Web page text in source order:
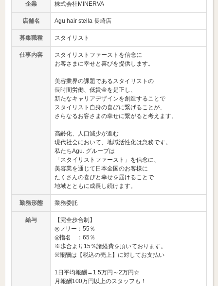
企業 株式会社MINERVA
店舗名 Agu hair stella 長崎店
募集職種 スタイリスト
仕事内容
スタイリストファーストを信念に
お客さまに幸せと喜びを提供します。
美容業界の課題であるスタイリストの
長時間労働、低賃金を是正し、
新たなキャリアデザインを創造することで
スタイリスト自身の喜びに繋げることが、
さらなるお客さまの幸せに繋がると考えます。
高齢化、人口減少が進む
現代社会において、地域活性化は急務です。
私たちAgu. グループは
「スタイリストファースト」を信念に、
美容業を通じて日本全国のお客様に
たくさんの喜びと幸せを届けることで
地域とともに成長し続けます。
勤務形態 業務委託
給与
【完全歩合制】
◎フリー：55％
◎指名 ：65％
※歩合より15％諸経費を頂いております。
※報酬は【税込の売上】に対してお支払い
1日平均報酬→1.5万円～2万円☆
月報酬100万円以上のスタッフも！